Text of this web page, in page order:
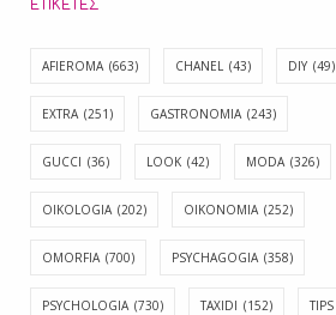
ΕΤΙΚΈΤΕΣ
AFIEROMA (663) CHANEL (43) DIY (49)
EXTRA (251) GASTRONOMIA (243)
GUCCI (36) LOOK (42) MODA (326)
OIKOLOGIA (202) OIKONOMIA (252)
OMORFIA (700) PSYCHAGOGIA (358)
PSYCHOLOGIA (730) TAXIDI (152) TIPS